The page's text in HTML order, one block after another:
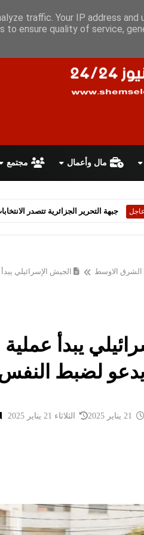
اتفاقية الاستخدام أعلن معانا
مال وأعمال مجتمع
عاجل ستارمر يعلن استقالته من رئاسة
الشرق الاوسط الجيش الإسرائيلي
يبدأ
لضبط
الثلاثاء 21 يناير 2025
traffic. Your IP address and
to ensure quality of service,